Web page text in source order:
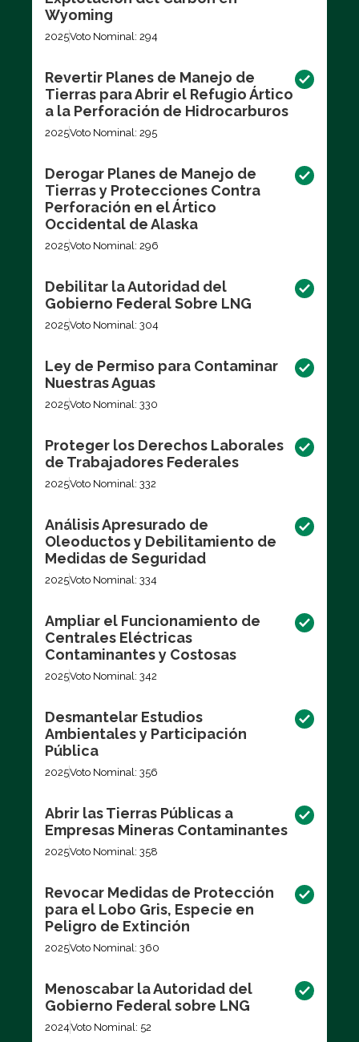
Wyoming
2025Voto Nominal: 294
Revertir Planes de Manejo de
Tierras para Abrir el Refugio Ártico
a la Perforación de Hidrocarburos
2025Voto Nominal: 295
Derogar Planes de Manejo de
Tierras y Protecciones Contra
Perforación en el Ártico
Occidental de Alaska
2025Voto Nominal: 296
Debilitar la Autoridad del
Gobierno Federal Sobre LNG
2025Voto Nominal: 304
Ley de Permiso para Contaminar
Nuestras Aguas
2025Voto Nominal: 330
Proteger los Derechos Laborales
de Trabajadores Federales
2025Voto Nominal: 332
Análisis Apresurado de
Oleoductos y Debilitamiento de
Medidas de Seguridad
2025Voto Nominal: 334
Ampliar el Funcionamiento de
Centrales Eléctricas
Contaminantes y Costosas
2025Voto Nominal: 342
Desmantelar Estudios
Ambientales y Participación
Pública
2025Voto Nominal: 356
Abrir las Tierras Públicas a
Empresas Mineras Contaminantes
2025Voto Nominal: 358
Revocar Medidas de Protección
para el Lobo Gris, Especie en
Peligro de Extinción
2025Voto Nominal: 360
Menoscabar la Autoridad del
Gobierno Federal sobre LNG
2024Voto Nominal: 52